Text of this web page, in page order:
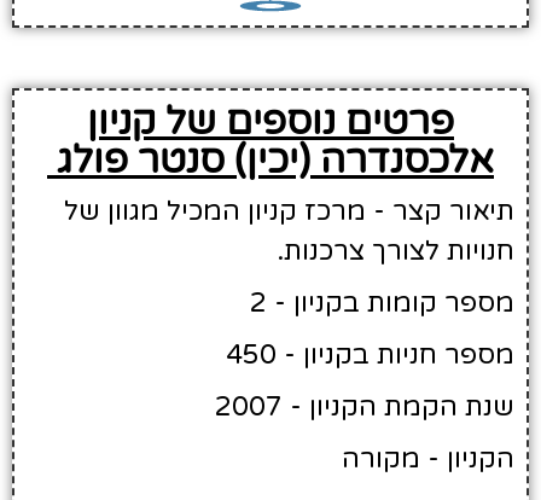
פרטים נוספים של קניון
אלכסנדרה (יכין) סנטר פולג
תיאור קצר - מרכז קניון המכיל מגוון של
חנויות לצורך צרכנות.
מספר קומות בקניון - 2
מספר חניות בקניון - 450
שנת הקמת הקניון - 2007
הקניון - מקורה